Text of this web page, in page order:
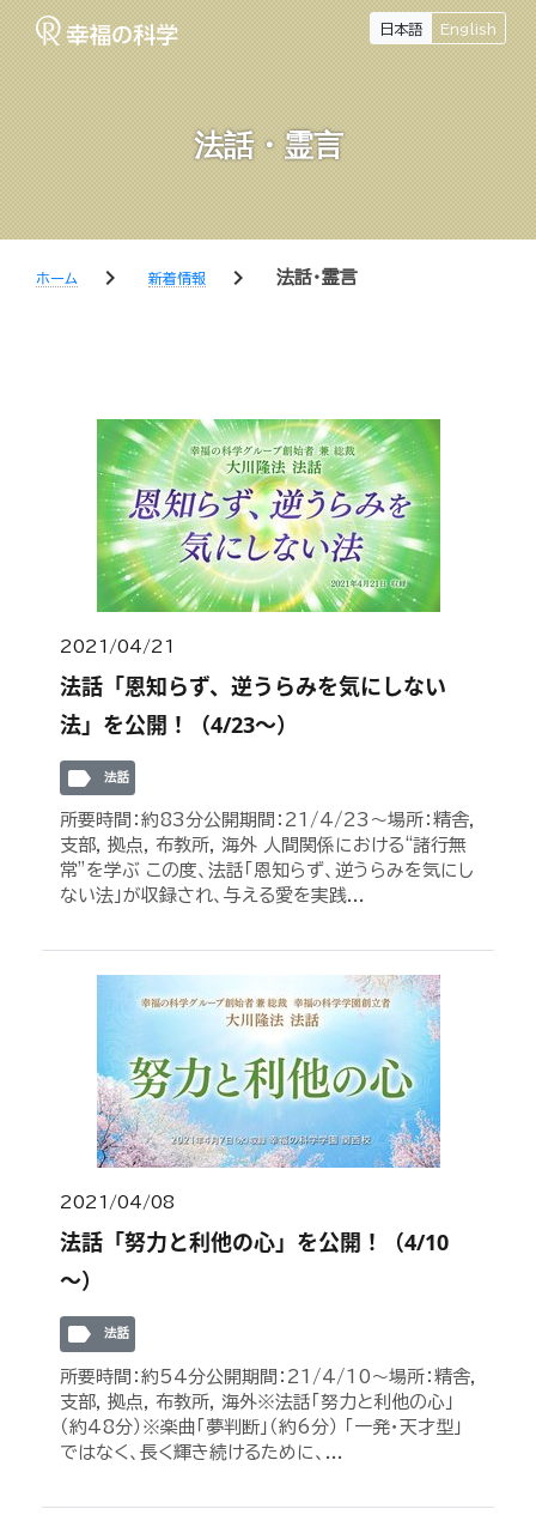
日本語 English
法話・霊言
ホーム chevron_right 新着情報 chevron_right 法話・霊言
2021/04/21
法話「恩知らず、逆うらみを気にしない
法」を公開！（4/23～）
label
法話
所要時間：約83分公開期間：21/4/23～場所：精舎,
支部, 拠点, 布教所, 海外 人間関係における“諸行無
常”を学ぶ この度、法話「恩知らず、逆うらみを気にし
ない法」が収録され、与える愛を実践...
2021/04/08
法話「努力と利他の心」を公開！（4/10
～）
label
法話
所要時間：約54分公開期間：21/4/10～場所：精舎,
支部, 拠点, 布教所, 海外※法話「努力と利他の心」
（約48分）※楽曲「夢判断」（約6分） 「一発・天才型」
ではなく、長く輝き続けるために、...